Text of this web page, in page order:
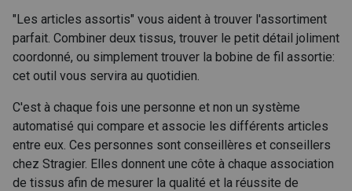
204 - Rose Corail 56 - Vert d'eau
58 - Rose grisé clair 76 - Terre de Sienne
208 - Cayenne 210 - Champagne
"Les articles assortis" vous aident à trouver l'assortiment
parfait. Combiner deux tissus, trouver le petit détail joliment
coordonné, ou simplement trouver la bobine de fil assortie:
cet outil vous servira au quotidien.
C'est à chaque fois une personne et non un système
automatisé qui compare et associe les différents articles
entre eux. Ces personnes sont conseillères et conseillers
chez Stragier. Elles donnent une côte à chaque association
de tissus afin de mesurer la qualité et la réussite de